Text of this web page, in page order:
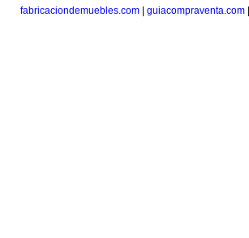
fabricaciondemuebles.com
guiacompraventa.com